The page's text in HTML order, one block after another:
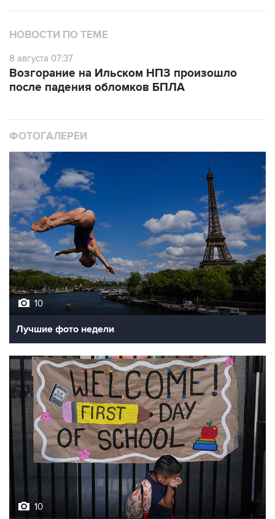
НОВОСТИ ПО ТЕМЕ
8 августа 07:37
Возгорание на Ильском НПЗ произошло
после падения обломков БПЛА
ФОТОГАЛЕРЕИ
10
Лучшие фото недели
10